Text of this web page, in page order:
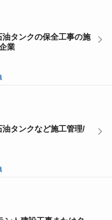
タンクの保全工事の施
業
タンクなど施工管理/